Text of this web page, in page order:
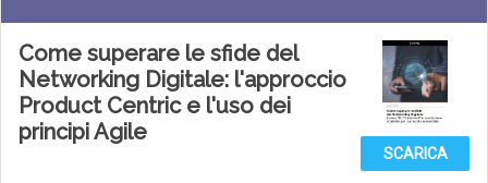
Come superare le sfide del
Networking Digitale: l'approccio
Product Centric e l'uso dei
principi Agile
SCARICA